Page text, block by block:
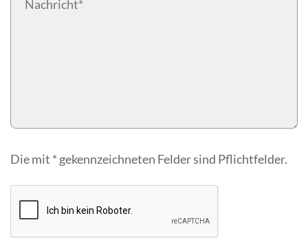
Die mit * gekennzeichneten Felder sind Pflichtfelder.